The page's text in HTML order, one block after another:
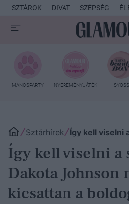
SZTÁROK DIVAT SZÉPSÉG
MANCSPARTY NYEREMÉNYJÁTÉK SYOSS
Sztárhírek Így kell viselni
Így kell viselni a
Dakota Johnson
kicsattan a